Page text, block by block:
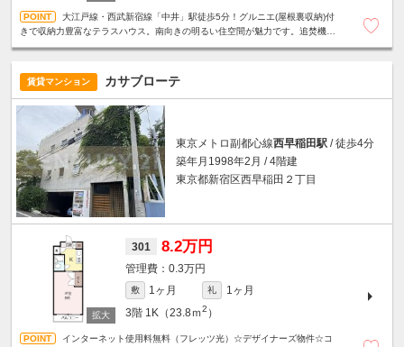
大江戸線・西武新宿線「中井」駅徒歩5分！グルニエ(屋根裏収納)付
きで収納力豊富なテラスハウス。南向きの明るい住空間が魅力です。追焚機能
賃貸マンション カサブローテ
東京メトロ副都心線西早稲田駅 / 徒歩4分
築年月1998年2月 / 4階建
東京都新宿区西早稲田２丁目
301 8.2万円
0.3万円
敷 1ヶ月 礼
1ヶ月
3階 1K（23.8ｍ2 ）
インターネット使用料無料（フレッツ光）☆デザイナーズ物件☆コ